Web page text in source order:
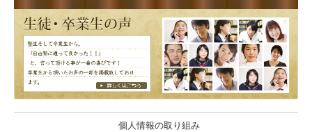
個人情報の取り組み